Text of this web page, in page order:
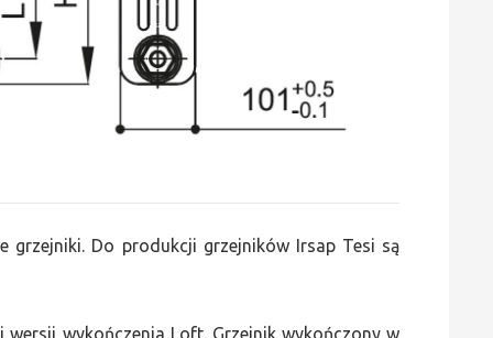
grzejniki. Do produkcji grzejników Irsap Tesi są
wykończenia Loft. Grzejnik wykończony w